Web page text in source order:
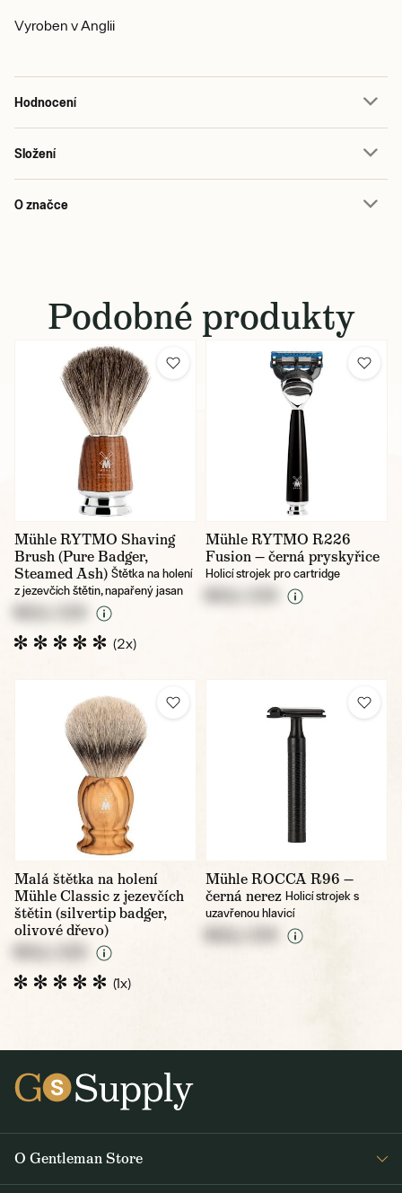
Vyroben v Anglii
Hodnocení
Složení
O značce
Podobné produkty
Mühle RYTMO Shaving
Brush (Pure Badger,
Steamed Ash) Štětka na holení
z jezevčích štětin, napařený jasan
(2x)
Mühle RYTMO R226
Fusion — černá pryskyřice
Holicí strojek pro cartridge
Malá štětka na holení
Mühle Classic z jezevčích
štětin (silvertip badger,
olivové dřevo)
(1x)
Mühle ROCCA R96 —
černá nerez Holicí strojek s
uzavřenou hlavicí
O Gentleman Store